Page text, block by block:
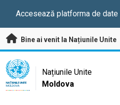
Accesează platforma de date
Bine ai venit la Națiunile Unite
UN Logo
NAȚIUNILE UNITE
MOLDOVA
Națiunile Unite
Moldova